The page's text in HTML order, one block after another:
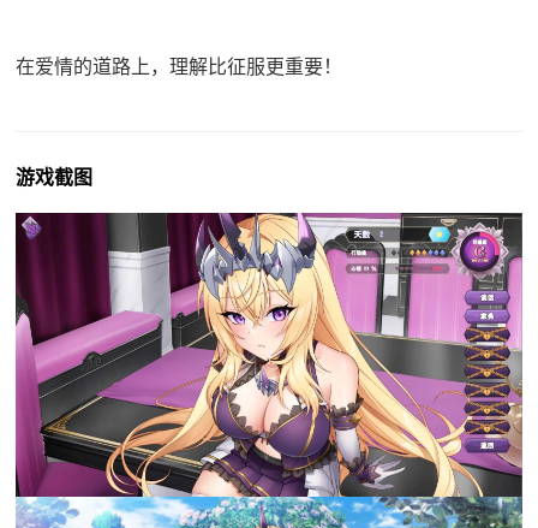
在爱情的道路上，理解比征服更重要！
游戏截图